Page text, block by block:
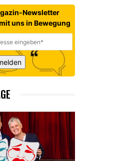
Newsletter
uns in Bewegung